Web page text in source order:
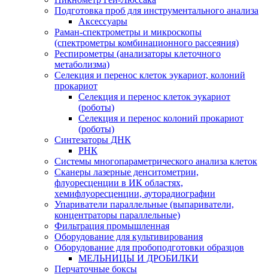
Подготовка проб для инструментального анализа
Аксессуары
Раман-спектрометры и микроскопы
(спектрометры комбинационного рассеяния)
Респирометры (анализаторы клеточного
метаболизма)
Селекция и перенос клеток эукариот, колоний
прокариот
Селекция и перенос клеток эукариот
(роботы)
Селекция и перенос колоний прокариот
(роботы)
Синтезаторы ДНК
РНК
Системы многопараметрического анализа клеток
Сканеры лазерные денситометрии,
флуоресценции в ИК областях,
хемифлуоресценции, ауторадиографии
Упариватели параллельные (выпариватели,
концентраторы параллельные)
Фильтрация промышленная
Оборудование для культивирования
Оборудование для пробоподготовки образцов
МЕЛЬНИЦЫ И ДРОБИЛКИ
Перчаточные боксы